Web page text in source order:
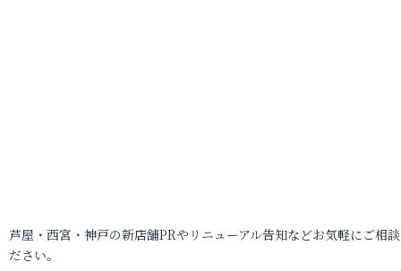
芦屋・西宮・神戸の新店舗PRやリニューアル告知などお気軽にご相
ださい。